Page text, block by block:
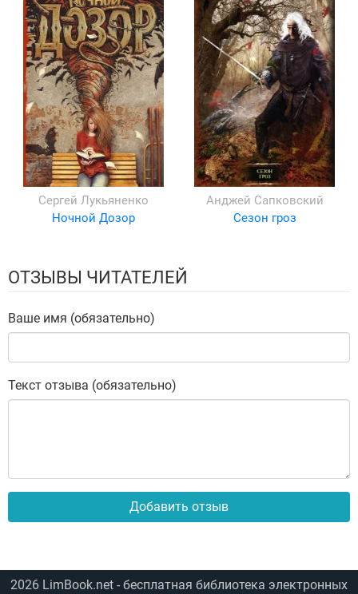
Сергей Лукьяненко
Ночной Дозор
Анджей Сапковский
Сезон гроз
ОТЗЫВЫ ЧИТАТЕЛЕЙ
Ваше имя (обязательно)
Текст отзыва (обязательно)
Добавить отзыв
2026 LimBook.net - бесплатная библиотека электронных